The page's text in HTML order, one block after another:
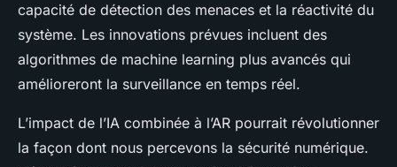
capacité de détection des menaces et la réactivité du
système. Les innovations prévues incluent des
algorithmes de machine learning plus avancés qui
amélioreront la surveillance en temps réel.
L’impact de l’IA combinée à l’AR pourrait révolutionner
la façon dont nous percevons la sécurité numérique.